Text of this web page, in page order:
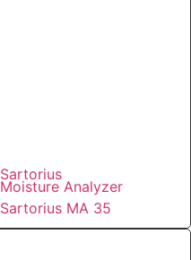
Sartorius
Moisture Analyzer
Sartorius MA 35